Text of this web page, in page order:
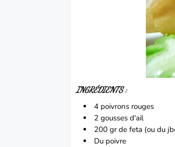
INGRÉDIENTS :
4 poivrons rouges
2 gousses d'ail
200 gr de feta (ou du
Du poivre